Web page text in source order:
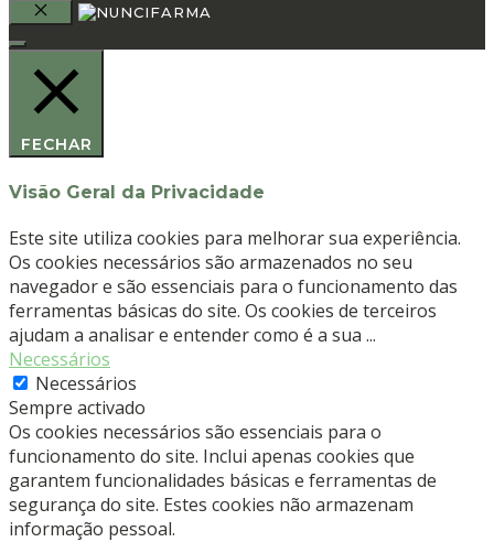
€48,85.€41,52.
de
fenda
para
Tachas/Pinos
Master
(MP11)
MEISINGER
FECHAR
Visão Geral da Privacidade
Este site utiliza cookies para melhorar sua experiência.
Os cookies necessários são armazenados no seu
navegador e são essenciais para o funcionamento das
ferramentas básicas do site. Os cookies de terceiros
ajudam a analisar e entender como é a sua ...
Necessários
Necessários
Sempre activado
Os cookies necessários são essenciais para o
funcionamento do site. Inclui apenas cookies que
garantem funcionalidades básicas e ferramentas de
segurança do site. Estes cookies não armazenam
informação pessoal.